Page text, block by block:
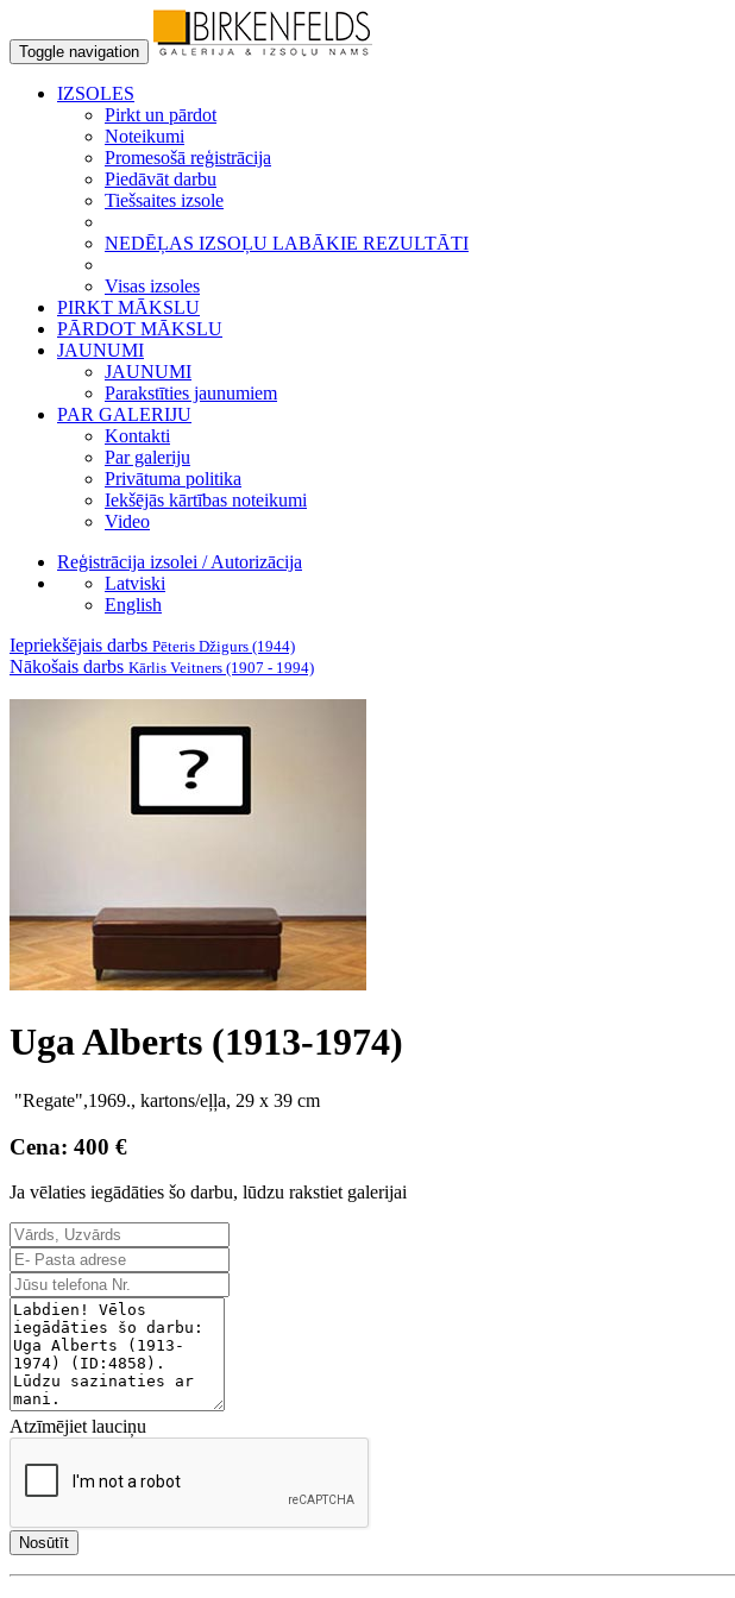
Toggle navigation
IZSOLES
Pirkt un pārdot
Noteikumi
Promesošā reģistrācija
Piedāvāt darbu
Tiešsaites izsole
NEDĒĻAS IZSOĻU LABĀKIE REZULTĀTI
Visas izsoles
PIRKT MĀKSLU
PĀRDOT MĀKSLU
JAUNUMI
JAUNUMI
Parakstīties jaunumiem
PAR GALERIJU
Kontakti
Par galeriju
Privātuma politika
Iekšējās kārtības noteikumi
Video
Reģistrācija izsolei / Autorizācija
Latviski
English
Iepriekšējais darbs Pēteris Džigurs (1944)
Nākošais darbs Kārlis Veitners (1907 - 1994)
Uga Alberts (1913-1974)
"Regate",1969., kartons/eļļa, 29 x 39 cm
Cena: 400 €
Ja vēlaties iegādāties šo darbu, lūdzu rakstiet galerijai
Atzīmējiet lauciņu
Nosūtīt